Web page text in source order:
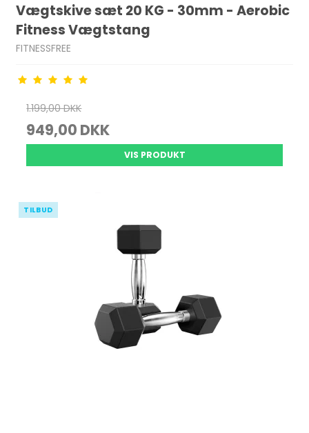
Vægtskive sæt 20 KG - 30mm - Aerobic
Fitness Vægtstang
FITNESSFREE
1.199,00 DKK
949,00 DKK
VIS PRODUKT
TILBUD